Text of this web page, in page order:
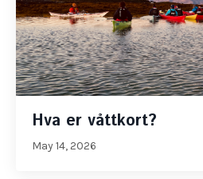
Hva er våttkort?
May 14, 2026